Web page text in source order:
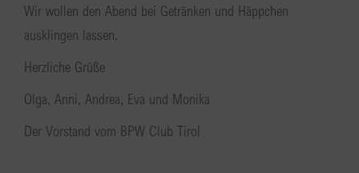
Wir wollen den Abend bei Getränken und Häppchen
ausklingen lassen.
Herzliche Grüße
Olga, Anni, Andrea, Eva und Monika
Der Vorstand vom BPW Club Tirol